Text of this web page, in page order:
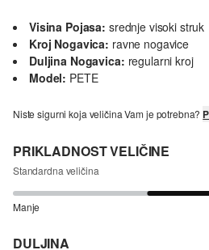
Visina Pojasa: srednje visoki struk
Kroj Nogavica: ravne nogavice
Duljina Nogavica: regularni kroj
Model: PETE
Niste sigurni koja veličina Vam je potrebna?
PRIKLADNOST VELIČINE
Standardna veličina
Manje
DULJINA